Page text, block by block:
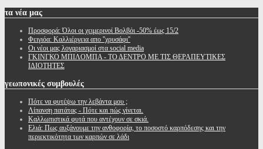
τα νέα μας
Προσφορά: Όλοι οι χειμερινοί Βολβόι -50% έως 15/2
Φειγιόα: Καλλιέργεια απο ''χρυσάφι''
Oι νέοι μας λογαριασμοί στα social media
ΓΚΙΝΓΚΟ ΜΠΙΛΟΜΠΑ - ΤΟ ΔΕΝΤΡΟ ΜΕ ΤΙΣ ΘΕΡΑΠΕΥΤΙΚΕΣ
ΙΔΙΟΤΗΤΕΣ
γεωπονικές συμβουλές
Πότε να φυτέψω την λεβάντα μου ;
Λίπανση πατάτας - Πότε και πώς γίνεται.
Καλλωπιστικά φυτά που αντέχουν σε σκιά.
Ελιά: Πως αυξάνουμε την ανθοφορία, το ποσοστό καρπόδεσης και την
περιεκτικότητα των καρπών σε λάδι